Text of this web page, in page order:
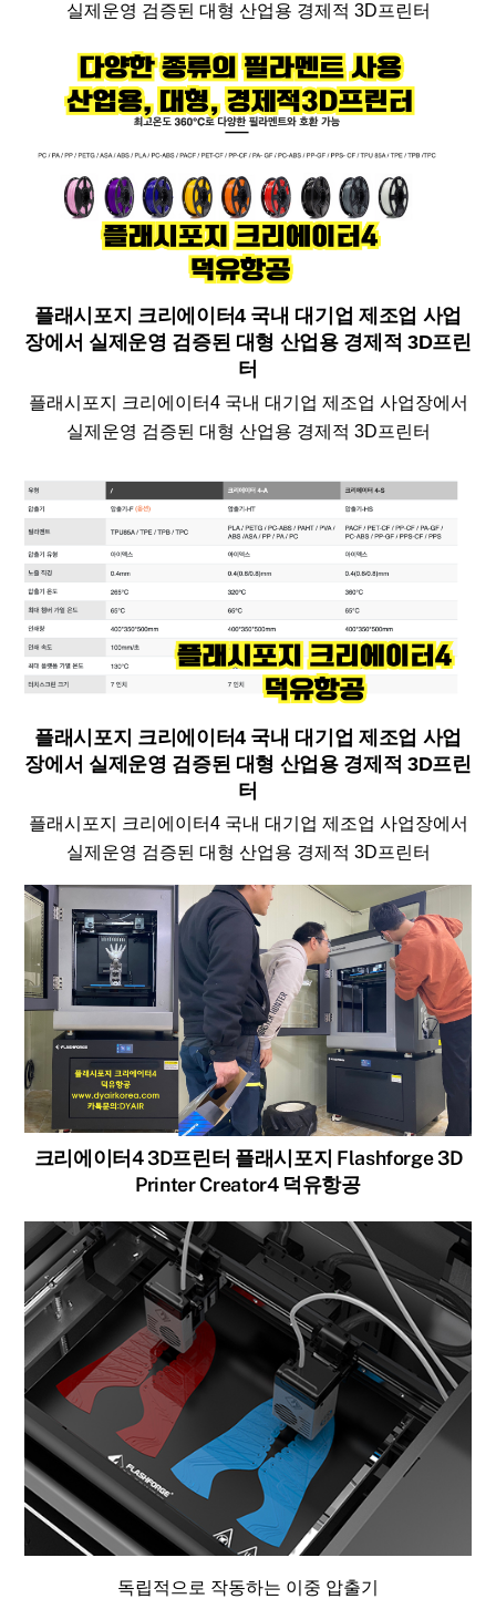
실제운영 검증된 대형 산업용 경제적 3D프린터
플래시포지 크리에이터4 국내 대기업 제조업 사업
장에서 실제운영 검증된 대형 산업용 경제적 3D프린
터
플래시포지 크리에이터4 국내 대기업 제조업 사업장에서
실제운영 검증된 대형 산업용 경제적 3D프린터
플래시포지 크리에이터4 국내 대기업 제조업 사업
장에서 실제운영 검증된 대형 산업용 경제적 3D프린
터
플래시포지 크리에이터4 국내 대기업 제조업 사업장에서
실제운영 검증된 대형 산업용 경제적 3D프린터
크리에이터4 3D프린터 플래시포지 Flashforge 3D
Printer Creator4 덕유항공
독립적으로 작동하는 이중 압출기